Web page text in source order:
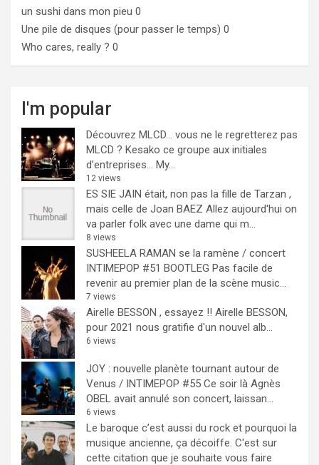
un sushi dans mon pieu 0
Une pile de disques (pour passer le temps) 0
Who cares, really ? 0
I'm popular
Découvrez MLCD… vous ne le regretterez pas
MLCD ? Kesako ce groupe aux initiales
d’entreprises… My...
12 views
ES SIE JAIN était, non pas la fille de Tarzan ,
mais celle de Joan BAEZ Allez aujourd'hui on
va parler folk avec une dame qui m...
8 views
SUSHEELA RAMAN se la ramène / concert
INTIMEPOP #51 BOOTLEG Pas facile de
revenir au premier plan de la scène music...
7 views
Airelle BESSON , essayez !! Airelle BESSON,
pour 2021 nous gratifie d'un nouvel alb...
6 views
JOY : nouvelle planète tournant autour de
Venus / INTIMEPOP #55 Ce soir là Agnès
OBEL avait annulé son concert, laissan...
6 views
Le baroque c’est aussi du rock et pourquoi la
musique ancienne, ça décoiffe. C'est sur
cette citation que je souhaite vous faire